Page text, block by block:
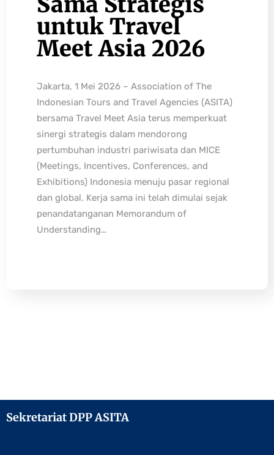
untuk Travel
Meet Asia 2026
Jakarta, 1 Mei 2026 – Association of The
Indonesian Tours and Travel Agencies (ASITA)
bersama Travel Meet Asia terus memperkuat
sinergi strategis dalam mendorong
pertumbuhan industri pariwisata dan MICE
(Meetings, Incentives, Conferences, and
Exhibitions) Indonesia menuju pasar regional
dan global. Kerja sama ini telah dimulai sejak
penandatanganan Memorandum of
Understanding…
Sekretariat DPP ASITA